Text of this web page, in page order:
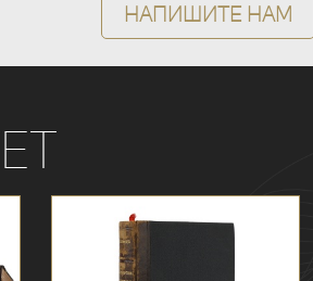
Напишите нам